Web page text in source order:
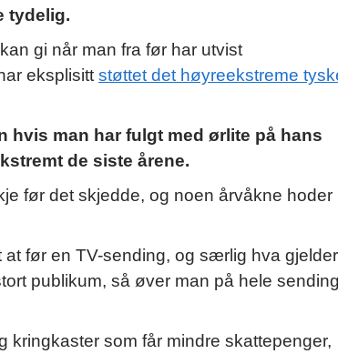
tydelig.
gi når man fra før har utvist
eksplisitt støttet det høyreekstreme
hvis man har fulgt med ørlite på hans
de siste årene.
før det skjedde, og noen årvåkne hoder
før en TV-sending, og særlig hva gjelder
publikum, så øver man på hele
kringkaster som får mindre skattepenger,